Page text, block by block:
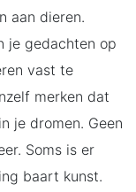
aan dieren.
je gedachten op
vast te
merken dat
je dromen. Geen
Soms is er
baart kunst.